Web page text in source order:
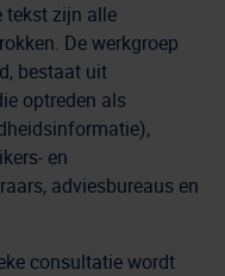
tekst zijn alle
De werkgroep
bestaat uit
optreden als
en
adviesbureaus en
consultatie wordt